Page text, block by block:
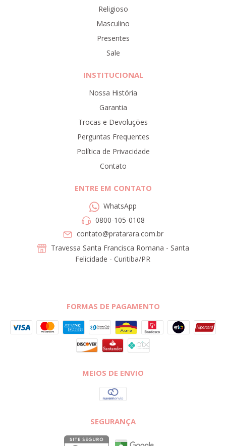
Religioso
Masculino
Presentes
Sale
INSTITUCIONAL
Nossa História
Garantia
Trocas e Devoluções
Perguntas Frequentes
Política de Privacidade
Contato
ENTRE EM CONTATO
WhatsApp
0800-105-0108
contato@pratarara.com.br
Travessa Santa Francisca Romana - Santa
Felicidade - Curitiba/PR
FORMAS DE PAGAMENTO
MEIOS DE ENVIO
SEGURANÇA